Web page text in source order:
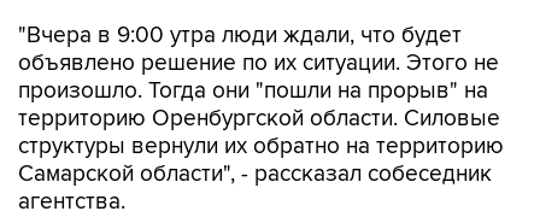
"Вчера в 9:00 утра люди ждали, что будет
объявлено решение по их ситуации. Этого не
произошло. Тогда они "пошли на прорыв" на
территорию Оренбургской области. Силовые
структуры вернули их обратно на территорию
Самарской области", - рассказал собеседник
агентства.